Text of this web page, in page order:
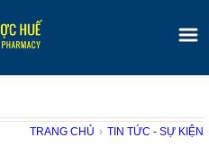
TRANG CHỦ › TIN TỨC - SỰ KIỆN